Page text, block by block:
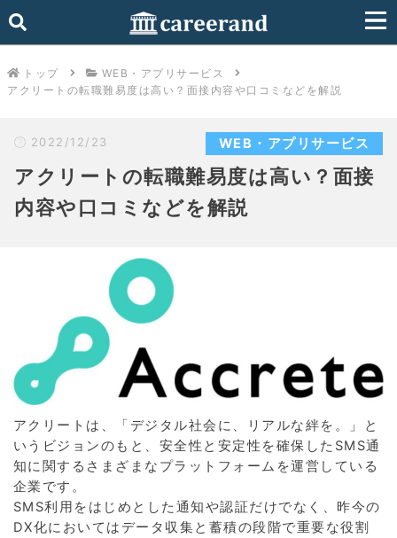
トップ
WEB・アプリサービス
アクリートの転職難易度は高い？面接内容や口コミなどを解説
2022/12/23 WEB・アプリサービス
アクリートの転職難易度は高い？面接
内容や口コミなどを解説
アクリートは、「デジタル社会に、リアルな絆を。」と
いうビジョンのもと、安全性と安定性を確保したSMS通
知に関するさまざまなプラットフォームを運営している
企業です。
SMS利用をはじめとした通知や認証だけでなく、昨今の
DX化においてはデータ収集と蓄積の段階で重要な役割